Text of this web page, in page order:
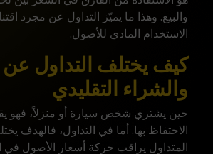
والبيع. وهذا ما يميّز التداول عن مجرد
الاستخدام المادي للأصول.
كيف يختلف التداول عن
والشراء التقليدي
حين يشتري شخص سيارة أو منزلاً، فهو
الاحتفاظ بها. أما في التداول، فالهدف
المتداول يراقب حركة أسعار الأصول في